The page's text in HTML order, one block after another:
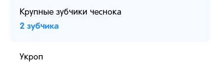
Крупные зубчики чеснока
2 зубчика
Укроп